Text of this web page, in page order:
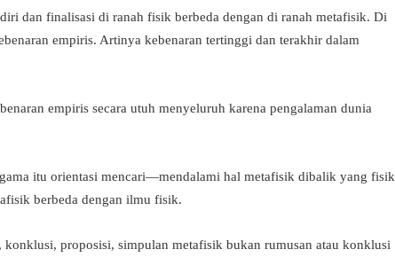
dan finalisasi di ranah fisik berbeda dengan di ranah metafisik. Di
empiris. Artinya kebenaran tertinggi dan terakhir dalam
empiris secara utuh menyeluruh karena pengalaman dunia
itu orientasi mencari—mendalami hal metafisik dibalik yang fisik
berbeda dengan ilmu fisik.
proposisi, simpulan metafisik bukan rumusan atau konklusi